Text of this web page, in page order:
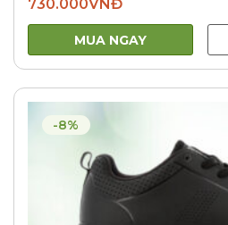
730.000VNĐ
MUA NGAY
-8%